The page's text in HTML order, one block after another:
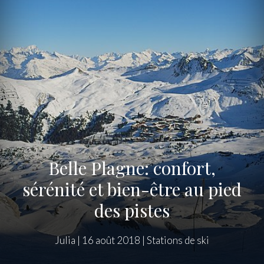
Belle Plagne: confort,
sérénité et bien-être au pied
des pistes
Julia | 16 août 2018 | Stations de ski